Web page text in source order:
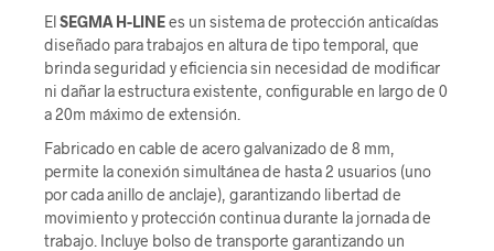
ElSEGMA H-LINEes un sistema de protección anticaídas
diseñado para trabajos en altura de tipo temporal, que
brinda seguridad y eficiencia sin necesidad de modificar
ni dañar la estructura existente, configurable en largo de 0
a 20m máximo de extensión.
Fabricado en cable de acero galvanizado de 8 mm,
permite la conexión simultánea de hasta 2 usuarios (uno
por cada anillo de anclaje), garantizando libertad de
movimiento y protección continua durante la jornada de
trabajo. Incluye bolso de transporte garantizando un